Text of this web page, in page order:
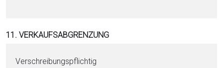
11. VERKAUFSABGRENZUNG
Verschreibungspflichtig